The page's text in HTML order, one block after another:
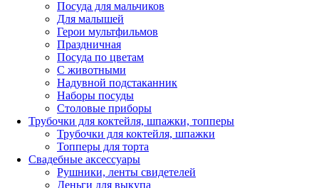
Посуда для мальчиков
Для малышей
Герои мультфильмов
Праздничная
Посуда по цветам
С животными
Надувной подстаканник
Наборы посуды
Столовые приборы
Трубочки для коктейля, шпажки, топперы
Трубочки для коктейля, шпажки
Топперы для торта
Свадебные аксессуары
Рушники, ленты свидетелей
Деньги для выкупа